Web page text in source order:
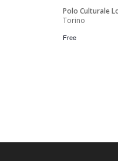
Polo Culturale
Torino
Free